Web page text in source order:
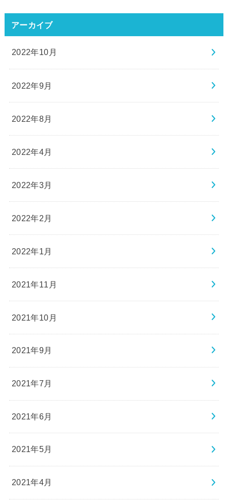
アーカイブ
2022年10月
2022年9月
2022年8月
2022年4月
2022年3月
2022年2月
2022年1月
2021年11月
2021年10月
2021年9月
2021年7月
2021年6月
2021年5月
2021年4月